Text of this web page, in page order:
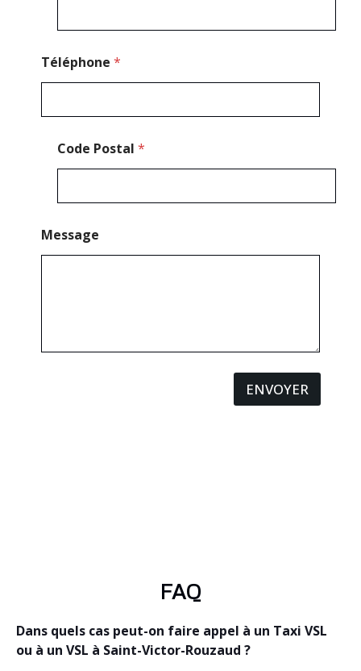
d
Téléphone *
Code Postal *
Message
ENVOYER
FAQ
Dans quels cas peut-on faire appel à un Taxi VSL
ou à un VSL à Saint-Victor-Rouzaud ?